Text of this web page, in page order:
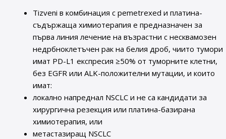
Tizveni в комбинация с pemetrexed и платина-
съдържаща химиотерапия е предназначен за
първа линия лечение на възрастни с несквамозен
недрбноклетъчен рак на белия дроб, чиито тумори
имат PD-L1 експресия ≥50% от туморните клетни,
без EGFR или ALK-положителни мутации, и които
имат:
локално напреднал NSCLC и не са кандидати за
хирургична резекция или платина-базирана
химиотерапия, или
метастазиращ NSCLC